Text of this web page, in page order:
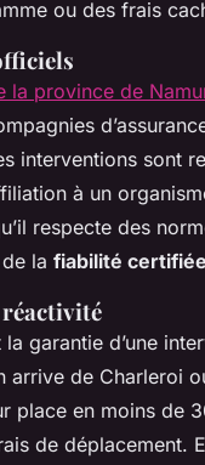
ou des frais
la province de
interventions sont
à un
respecte des
la fiabilité certifiée
garantie d’une
arrive de Charleroi
place en moins de
de déplacement.